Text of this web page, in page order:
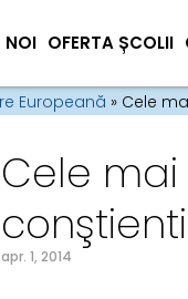
NOI OFERTA ȘCOLII
Europeană » Cele
Cele
apr. 1, 2014